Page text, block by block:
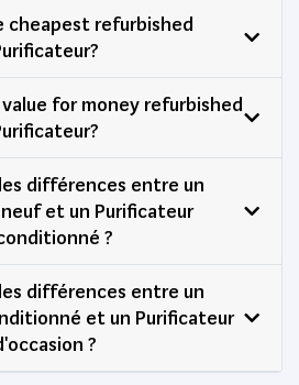
cheapest refurbished
différences entre un
et un Purificateur
?
différences entre un
et un Purificateur
?